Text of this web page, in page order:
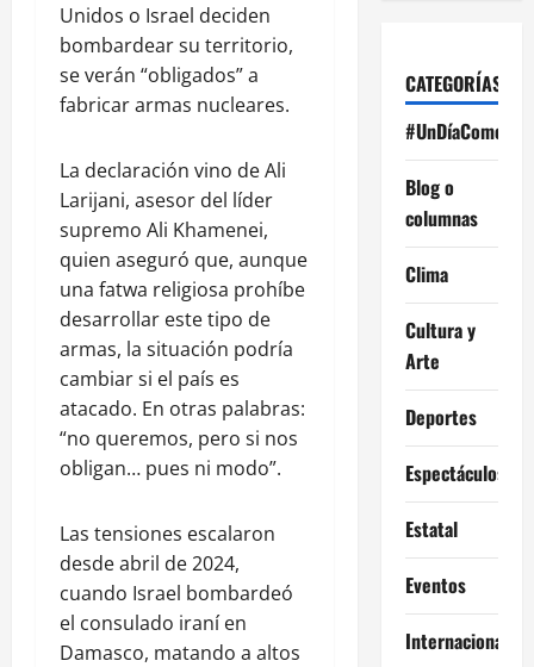
Unidos o Israel deciden
bombardear su territorio,
se verán “obligados” a
fabricar armas nucleares.
La declaración vino de Ali
Larijani, asesor del líder
supremo Ali Khamenei,
quien aseguró que, aunque
una fatwa religiosa prohíbe
desarrollar este tipo de
armas, la situación podría
cambiar si el país es
atacado. En otras palabras:
“no queremos, pero si nos
obligan… pues ni modo”.
Las tensiones escalaron
desde abril de 2024,
cuando Israel bombardeó
el consulado iraní en
Damasco, matando a altos
CATEGORÍAS
#UnDíaComoHoy
Blog o
columnas
Clima
Cultura y
Arte
Deportes
Espectáculos
Estatal
Eventos
Internacional